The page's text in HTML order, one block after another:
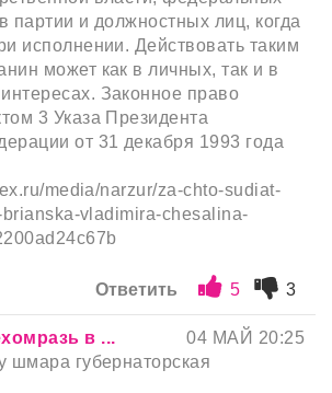
партии и должностных лиц, когда
исполнении. Действовать таким
может как в личных, так и в
Законное право
3 Указа Президента
от 31 декабря 1993 года
media/narzur/za-chto-sudiat-
vladimira-chesalina-
Ответить 5 3
в ...
04 МАЙ 20:25
шмара губернаторская